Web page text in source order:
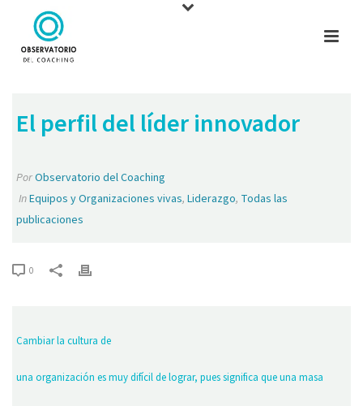
El perfil del líder innovador
PorObservatorio del Coaching
InEquipos y Organizaciones vivas, Liderazgo, Todas las
publicaciones
0
Cambiar la cultura de
una organización es muy difícil de lograr, pues significa que una masa